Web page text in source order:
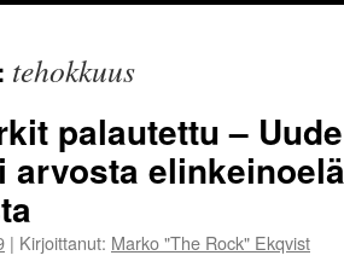
tehokkuus
palautettu –
arvosta
| Kirjoittanut: Marko "The Rock" Ekqvist